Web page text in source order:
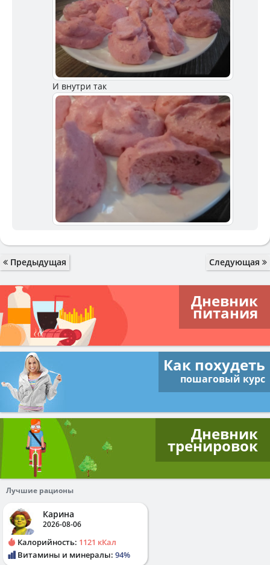
И внутри так
Предыдущая Следующая
Дневник
питания
Как похудеть
пошаговый курс
Дневник
тренировок
Лучшие рационы
Карина
2026-08-06
Калорийность: 1121 кКал
Витамины и минералы: 94%